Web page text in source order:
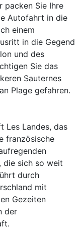
packen Sie Ihre
Autofahrt in die
einem
in die Gegend
und des
Sie das
Sauternes
Plage gefahren.
Les Landes, das
französische
die sich so weit
durch
mit
Gezeiten
der